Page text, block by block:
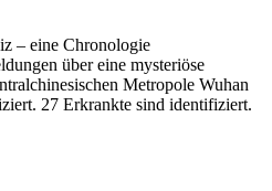
– eine Chronologie
über eine mysteriöse
Metropole Wuhan
27 Erkrankte sind identifiziert.